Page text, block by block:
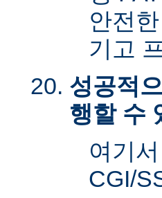
안전
기고
성공적
행할 수
여기
CGI/